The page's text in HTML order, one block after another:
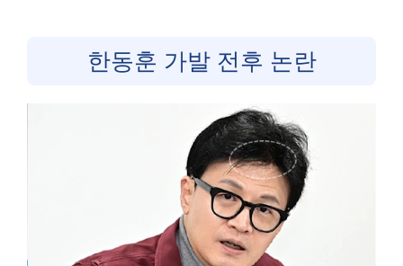
한동훈 가발 전후 논란